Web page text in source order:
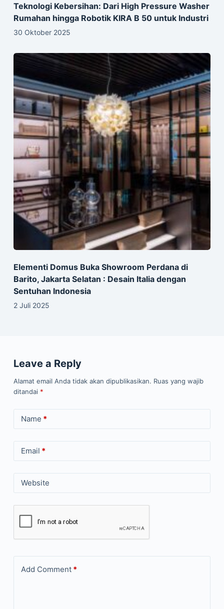
Teknologi Kebersihan: Dari High Pressure Washer
Rumahan hingga Robotik KIRA B 50 untuk Industri
30 Oktober 2025
Elementi Domus Buka Showroom Perdana di
Barito, Jakarta Selatan : Desain Italia dengan
Sentuhan Indonesia
2 Juli 2025
Leave a Reply
Alamat email Anda tidak akan dipublikasikan. Ruas yang wajib
ditandai *
Name *
Email *
Website
Add Comment*